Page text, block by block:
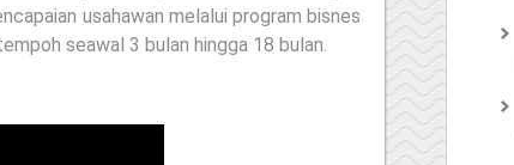
usahawan melalui program bisnes
seawal 3 bulan hingga 18 bulan.